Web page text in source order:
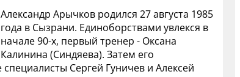
Александр Арычков родился 27 августа 1985
года в Сызрани. Единоборствами увлекся в
начале 90-х, первый тренер - Оксана
Калинина (Синдяева). Затем его
Сергей Гуничев и Алексей